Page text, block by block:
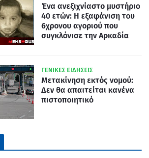
Ένα ανεξιχνίαστο μυστήριο
40 ετών: Η εξαφάνιση του
6χρονου αγοριού που
συγκλόνισε την Αρκαδία
ΓΕΝΙΚΕΣ ΕΙΔΗΣΕΙΣ
Μετακίνηση εκτός νομού:
Δεν θα απαιτείται κανένα
πιστοποιητικό